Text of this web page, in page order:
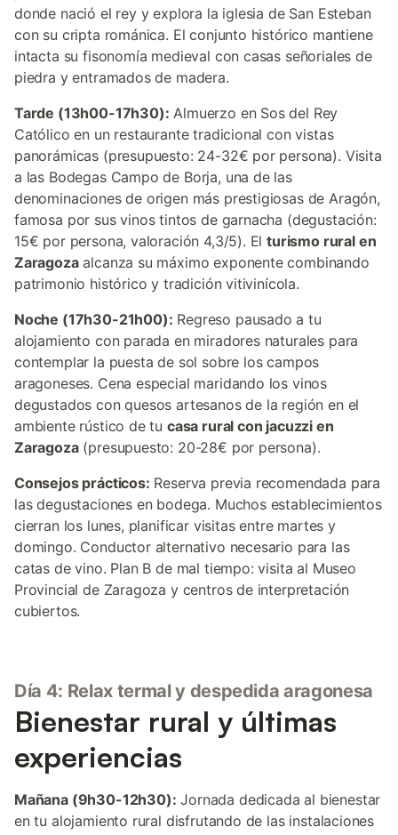
donde nació el rey y explora la iglesia de San Esteban
con su cripta románica. El conjunto histórico mantiene
intacta su fisonomía medieval con casas señoriales de
piedra y entramados de madera.
Tarde (13h00-17h30): Almuerzo en Sos del Rey
Católico en un restaurante tradicional con vistas
panorámicas (presupuesto: 24-32€ por persona). Visita
a las Bodegas Campo de Borja, una de las
denominaciones de origen más prestigiosas de Aragón,
famosa por sus vinos tintos de garnacha (degustación:
15€ por persona, valoración 4,3/5). Elturismo rural en
Zaragozaalcanza su máximo exponente combinando
patrimonio histórico y tradición vitivinícola.
Noche (17h30-21h00): Regreso pausado a tu
alojamiento con parada en miradores naturales para
contemplar la puesta de sol sobre los campos
aragoneses. Cena especial maridando los vinos
degustados con quesos artesanos de la región en el
ambiente rústico de tu casa rural con jacuzzi en
Zaragoza(presupuesto: 20-28€ por persona).
Consejos prácticos: Reserva previa recomendada para
las degustaciones en bodega. Muchos establecimientos
cierran los lunes, planificar visitas entre martes y
domingo. Conductor alternativo necesario para las
catas de vino. Plan B de mal tiempo: visita al Museo
Provincial de Zaragoza y centros de interpretación
cubiertos.
Día 4: Relax termal y despedida aragonesa
Bienestar rural y últimas
experiencias
Mañana (9h30-12h30): Jornada dedicada al bienestar
en tu alojamiento rural disfrutando de las instalaciones